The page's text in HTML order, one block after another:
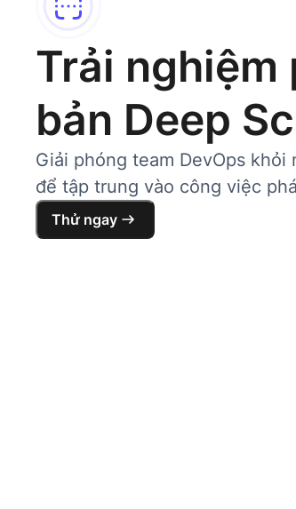
Trải nghiệm
bản Deep
Giải phóng team DevOps khỏi
để tập trung vào công việc
Thử ngay